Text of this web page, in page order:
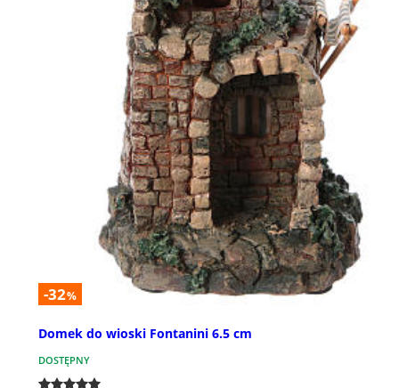
-32%
Domek do wioski Fontanini 6.5 cm
DOSTĘPNY